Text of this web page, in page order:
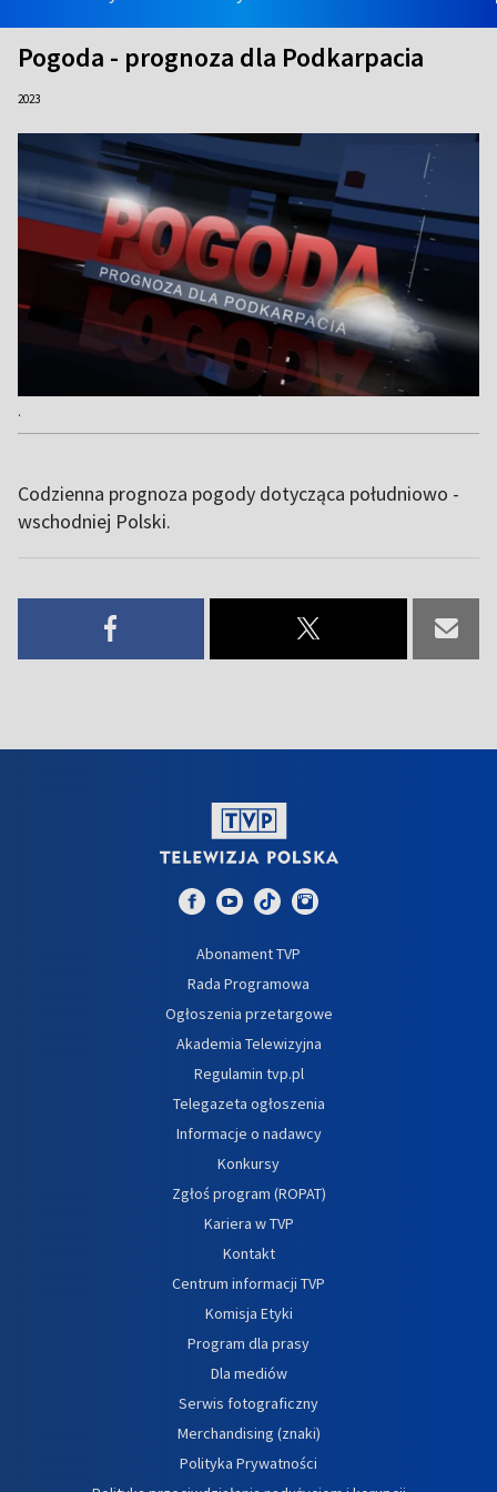
Pogoda - prognoza dla Podkarpacia
2023
.
Codzienna prognoza pogody dotycząca południowo -
wschodniej Polski.
Abonament TVP
Rada Programowa
Ogłoszenia przetargowe
Akademia Telewizyjna
Regulamin tvp.pl
Telegazeta ogłoszenia
Informacje o nadawcy
Konkursy
Zgłoś program (ROPAT)
Kariera w TVP
Kontakt
Centrum informacji TVP
Komisja Etyki
Program dla prasy
Dla mediów
Serwis fotograficzny
Merchandising (znaki)
Polityka Prywatności